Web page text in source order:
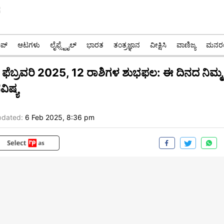
ಆಟಗಳು ಲೈಫ್ಸ್ಟೈಲ್ ಭಾರತ ತಂತ್ರಜ್ಞಾನ ವೀಕ್ಷಿಸಿ ವಾಣಿಜ್ಯ
ಫೆಬ್ರವರಿ 2025, 12 ರಾಶಿಗಳ ಶುಭಫಲ: ಈ ದಿನದ ನಿಮ್ಮ
6 Feb 2025, 8:36 pm